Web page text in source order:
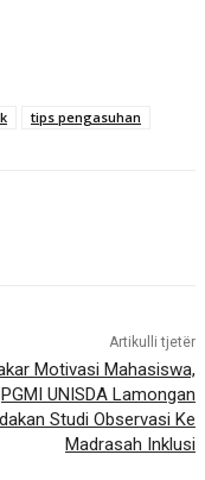
tips pengasuhan
Artikulli tjetër
Motivasi Mahasiswa,
PGMI UNISDA Lamongan
Studi Observasi Ke
Madrasah Inklusi